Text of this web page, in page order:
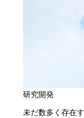
研究開発
未だ数多く存在